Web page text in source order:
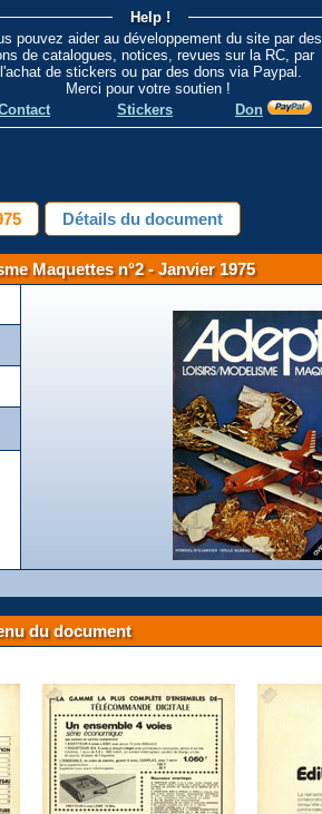
Help !
pouvez aider au développement du site par des
de catalogues, notices, revues sur la RC, par
l'achat de stickers ou par des dons via Paypal.
Merci pour votre soutien !
Stickers Don
Détails du document
Maquettes n°2 - Janvier 1975
du document